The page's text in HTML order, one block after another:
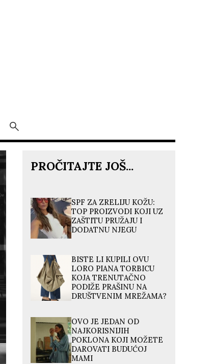
PROČITAJTE JOŠ...
SPF ZA ZRELIJU KOŽU:
TOP PROIZVODI KOJI UZ
ZAŠTITU PRUŽAJU I
DODATNU NJEGU
BISTE LI KUPILI OVU
LORO PIANA TORBICU
KOJA TRENUTAČNO
PODIŽE PRAŠINU NA
DRUŠTVENIM MREŽAMA?
OVO JE JEDAN OD
NAJKORISNIJIH
POKLONA KOJI MOŽETE
DAROVATI BUDUĆOJ
MAMI